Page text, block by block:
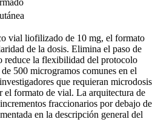
vial liofilizado de 10 mg, el formato
de la dosis. Elimina el paso de
reduce la flexibilidad del protocolo
500 microgramos comunes en el
que requieran microdosis
el formato de vial. La arquitectura de
fraccionarios por debajo de
en la descripción general del